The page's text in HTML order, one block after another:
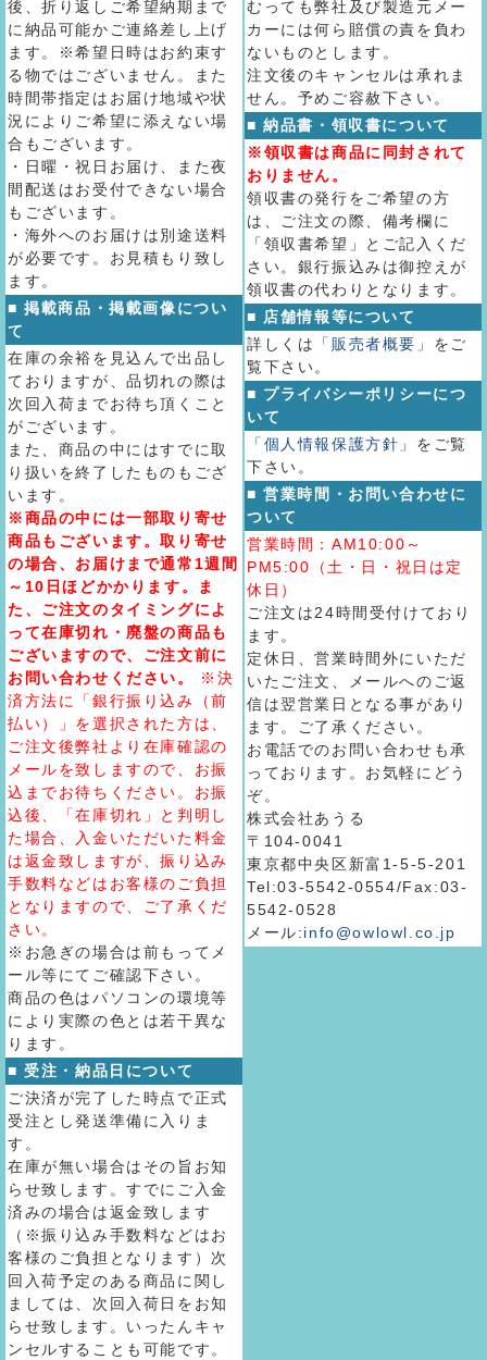
後、折り返しご希望納期まで
に納品可能かご連絡差し上げ
ます。※希望日時はお約束す
る物ではございません。また
時間帯指定はお届け地域や状
況によりご希望に添えない場
合もございます。
・日曜・祝日お届け、また夜
間配送はお受付できない場合
もございます。
・海外へのお届けは別途送料
が必要です。お見積もり致し
ます。
■ 掲載商品・掲載画像につい
て
在庫の余裕を見込んで出品し
ておりますが、品切れの際は
次回入荷までお待ち頂くこと
がございます。
また、商品の中にはすでに取
り扱いを終了したものもござ
います。
※商品の中には一部取り寄せ
商品もございます。取り寄せ
の場合、お届けまで通常1週間
～10日ほどかかります。ま
た、ご注文のタイミングによ
って在庫切れ・廃盤の商品も
ございますので、ご注文前に
お問い合わせください。
※決
済方法に「銀行振り込み（前
払い）」を選択された方は、
ご注文後弊社より在庫確認の
メールを致しますので、お振
込までお待ちください。お振
込後、「在庫切れ」と判明し
た場合、入金いただいた料金
は返金致しますが、振り込み
手数料などはお客様のご負担
となりますので、ご了承くだ
さい。
※お急ぎの場合は前もってメ
ール等にてご確認下さい。
商品の色はパソコンの環境等
により実際の色とは若干異な
ります。
■ 受注・納品日について
ご決済が完了した時点で正式
受注とし発送準備に入りま
す。
在庫が無い場合はその旨お知
らせ致します。すでにご入金
済みの場合は返金致します
（※振り込み手数料などはお
客様のご負担となります）次
回入荷予定のある商品に関し
ましては、次回入荷日をお知
らせ致します。いったんキャ
ンセルすることも可能です。
むっても弊社及び製造元メー
カーには何ら賠償の責を負わ
ないものとします。
注文後のキャンセルは承れま
せん。予めご容赦下さい。
■ 納品書・領収書について
※領収書は商品に同封されて
おりません。
領収書の発行をご希望の方
は、ご注文の際、備考欄に
「領収書希望」とご記入くだ
さい。銀行振込みは御控えが
領収書の代わりとなります。
■ 店舗情報等について
詳しくは
「販売者概要」 をご
覧下さい。
■ プライバシーポリシーにつ
いて
「個人情報保護方針」 をご覧
下さい。
■ 営業時間・お問い合わせに
ついて
営業時間：AM10:00～
PM5:00（土・日・祝日は定
休日）
ご注文は24時間受付けており
ます。
定休日、営業時間外にいただ
いたご注文、メールへのご返
信は翌営業日となる事があり
ます。ご了承ください。
お電話でのお問い合わせも承
っております。お気軽にどう
ぞ。
株式会社あうる
〒104-0041
東京都中央区新富1-5-5-201
Tel:03-5542-0554/Fax:03-
5542-0528
メール:info@owlowl.co.jp